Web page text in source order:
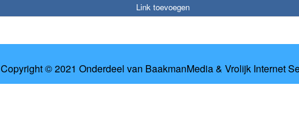
Link toevoegen
Copyright © 2021 Onderdeel van BaakmanMedia& Vrolijk Internet